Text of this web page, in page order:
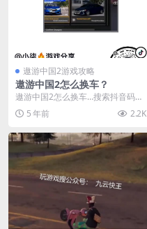
遨游中国2游戏攻略
遨游中国2怎么换车？
遨游中国2怎么换车…搜索抖音码看
视频更直接 遨游中国2有小车模
式，更换小车需要激...
5 年前 2.2K